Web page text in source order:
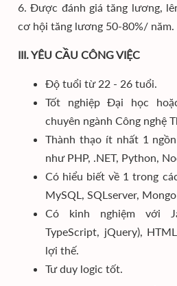
6. Được đánh giá tăng lương,
cơ hội tăng lương 50-80%/ năm.
III. YÊU CẦU CÔNG VIỆC
Độ tuổi từ 22 - 26 tuổi.
Tốt nghiệp Đại học
chuyên ngành Công nghệ
Thành thạo ít nhất 1
như PHP, .NET, Python,
Có hiểu biết về 1 trong
MySQL, SQLserver,
Có kinh nghiệm với
TypeScript, jQuery),
lợi thế.
Tư duy logic tốt.